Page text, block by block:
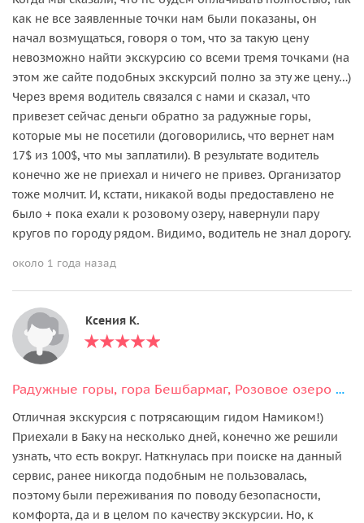
как не все заявленные точки нам были показаны, он
начал возмущаться, говоря о том, что за такую цену
невозможно найти экскурсию со всеми тремя точками (на
этом же сайте подобных экскурсий полно за эту же цену…)
Через время водитель связался с нами и сказал, что
привезет сейчас деньги обратно за радужные горы,
которые мы не посетили (договорились, что вернет нам
17$ из 100$, что мы заплатили). В результате водитель
конечно же не приехал и ничего не привез. Организатор
тоже молчит. И, кстати, никакой воды предоставлено не
было + пока ехали к розовому озеру, навернули пару
кругов по городу рядом. Видимо, водитель не знал дорогу.
около 1 года назад
Ксения К.
Радужные горы, гора Бешбармаг, Розовое озеро и дегустация черной икры
Отличная экскурсия с потрясающим гидом Намиком!)
Приехали в Баку на несколько дней, конечно же решили
узнать, что есть вокруг. Наткнулась при поиске на данный
сервис, ранее никогда подобным не пользовалась,
поэтому были переживания по поводу безопасности,
комфорта, да и в целом по качеству экскурсии. Но, к